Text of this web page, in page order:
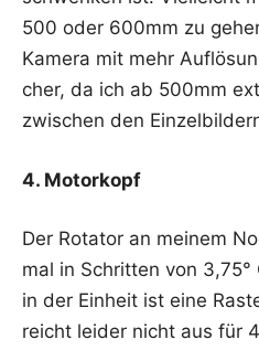
500 oder 600mm zu
Kame­ra mit mehr
cher, da ich ab 500mm
zwi­schen den
4. Motor­kopf
Der Rota­tor an mei­nem
mal in Schrit­ten von
in der Ein­heit ist eine
reicht lei­der nicht aus für